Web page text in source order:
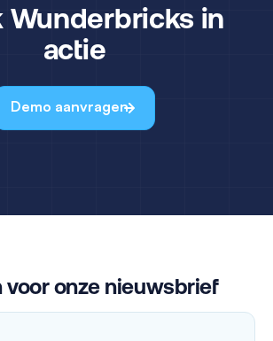
Wunderbricks in
actie
Demo aanvragen
voor onze nieuwsbrief